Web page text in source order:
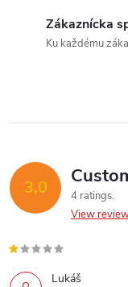
r
o
l
Zákaznícka
Ku každému
3,0
4 ratings
View
Lukáš